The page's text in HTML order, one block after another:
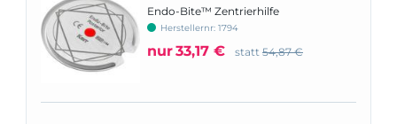
Endo-Bite™ Zentrierhilfe
Herstellernr: 1794
nur33,17 € statt 54,87 €